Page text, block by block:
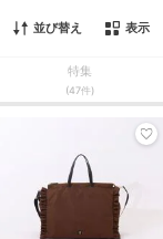
並び替え 表示
特集
(47件)